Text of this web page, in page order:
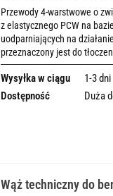
Przewody 4-warstwowe o
z elastycznego PCW na
uodparniających na
przeznaczony jest do
Wysyłka w ciągu
1-3
Dostępność
Duża
Wąż techniczny do